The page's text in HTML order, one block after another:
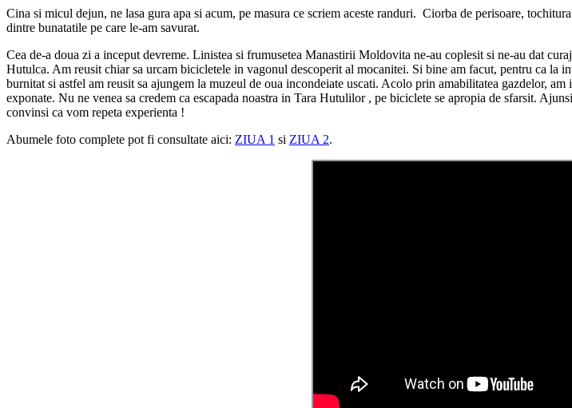
Cina si micul dejun, ne lasa gura apa si acum, pe masura ce scriem aceste randuri. Ciorba de perisoare,
dintre bunatatile pe care le-am savurat.
Cea de-a doua zi a inceput devreme. Linistea si frumusetea Manastirii Moldovita ne-au coplesit si ne-au dat
Hutulca. Am reusit chiar sa urcam bicicletele in vagonul descoperit al mocanitei. Si bine am facut, pentru ca la
burnitat si astfel am reusit sa ajungem la muzeul de oua incondeiate uscati. Acolo prin amabilitatea gazdelor,
exponate. Nu ne venea sa credem ca escapada noastra in Tara Hutulilor , pe biciclete se apropia de sfarsit.
convinsi ca vom repeta experienta !
Abumele foto complete pot fi consultate aici: ZIUA 1 si ZIUA 2.